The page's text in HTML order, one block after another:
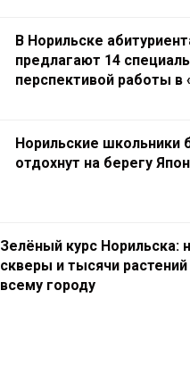
В Норильске
предлагают 14
перспективой работы в
Норильские школьники
отдохнут на берегу
Зелёный курс Норильска:
скверы и тысячи растений
всему городу